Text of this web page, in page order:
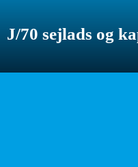
J/70 sejlads og